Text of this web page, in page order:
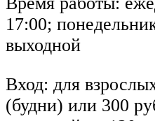
17:00;
выходной
Вход: для
(будни) или 300